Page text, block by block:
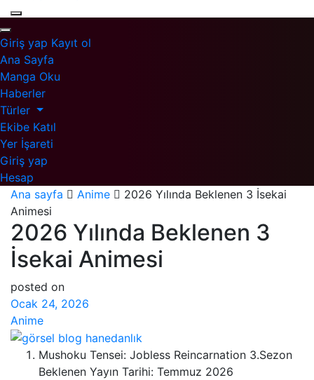
Giriş yap Kayıt ol
Ana Sayfa
Manga Oku
Haberler
Türler
Ekibe Katıl
Yer İşareti
Giriş yap
Hesap
Ana sayfa
Anime
2026 Yılında Beklenen 3 İsekai
Animesi
2026 Yılında Beklenen 3
İsekai Animesi
posted on
Ocak 24, 2026
Anime
Mushoku Tensei: Jobless Reincarnation 3.Sezon
Beklenen Yayın Tarihi: Temmuz 2026